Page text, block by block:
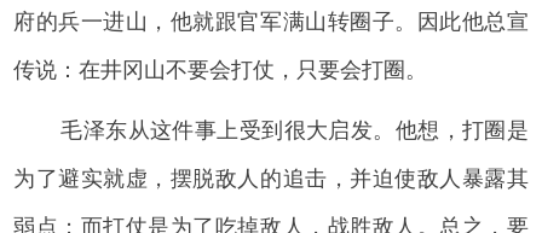
府的兵一进山，他就跟官军满山转圈子。因此他总宣
传说：在井冈山不要会打仗，只要会打圈。
毛泽东从这件事上受到很大启发。他想，打圈是
为了避实就虚，摆脱敌人的追击，并迫使敌人暴露其
弱点；而打仗是为了吃掉敌人，战胜敌人。总之，要